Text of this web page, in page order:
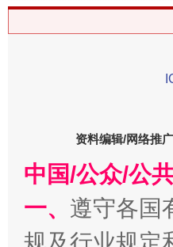
资料编辑/网络推
中国/公众/公
一、 遵守各国